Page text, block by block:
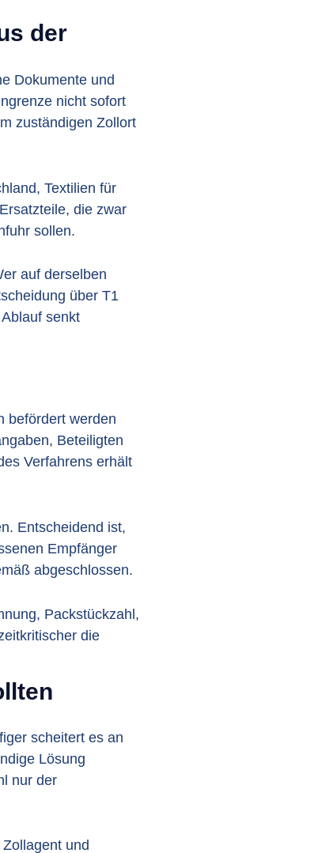
Dokumente und
nicht sofort
zuständigen Zollort
Textilien für
die zwar
sollen.
auf derselben
über T1
senkt
befördert werden
Beteiligten
Verfahrens erhält
Entscheidend ist,
Empfänger
abgeschlossen.
Packstückzahl,
die
scheitert es an
Lösung
nur der
und